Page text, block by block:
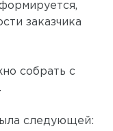
заказчика
собрать с
следующей: